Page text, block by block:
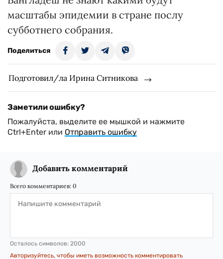
масштабы эпидемии в стране послу
субботнего собрания.
Поделиться
Подготовил/ла Ирина Ситникова
Заметили ошибку?
Пожалуйста, выделите ее мышкой и нажмите
Ctrl+Enter или Отправить ошибку
Добавить комментарий
Всего комментариев: 0
Осталось символов: 2000
Авторизуйтесь, чтобы иметь возможность комментировать